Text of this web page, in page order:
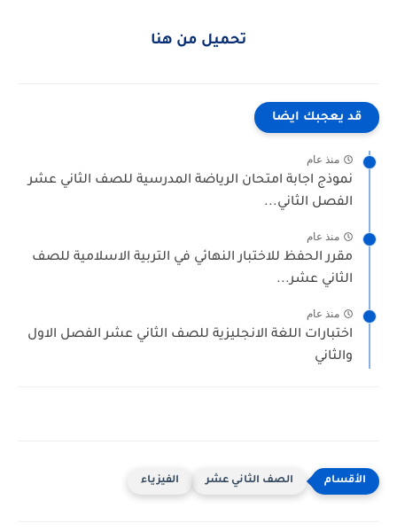
تحميل من هنا
قد يعجبك ايضا
منذ عام
نموذج اجابة امتحان الرياضة المدرسية للصف الثاني عشر
الفصل الثاني...
منذ عام
مقرر الحفظ للاختبار النهائي في التربية الاسلامية للصف
الثاني عشر...
منذ عام
اختبارات اللغة الانجليزية للصف الثاني عشر الفصل الاول
والثاني
الصف الثاني عشر الفيزياء